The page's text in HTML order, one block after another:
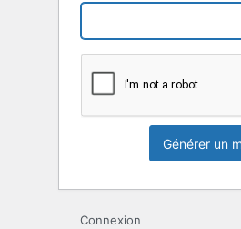
Connexion